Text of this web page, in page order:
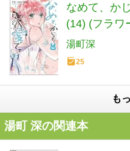
なめて、か
(14) (フラワ
湯町深
25
も
湯町 深の関連本